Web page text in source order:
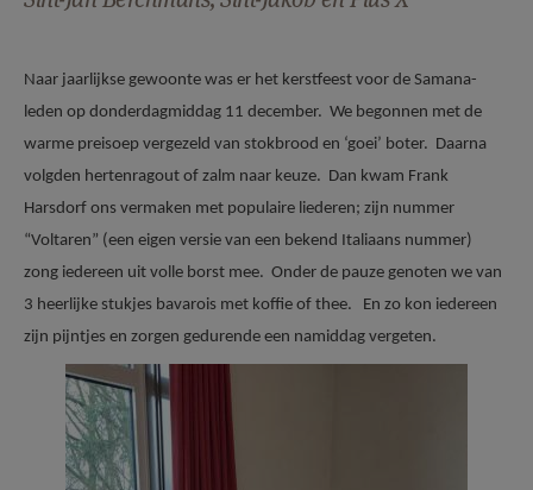
Naar jaarlijkse gewoonte was er het kerstfeest voor de Samana-
leden op donderdagmiddag 11 december. We begonnen met de
warme preisoep vergezeld van stokbrood en ‘goei’ boter. Daarna
volgden hertenragout of zalm naar keuze. Dan kwam Frank
Harsdorf ons vermaken met populaire liederen; zijn nummer
“Voltaren” (een eigen versie van een bekend Italiaans nummer)
zong iedereen uit volle borst mee. Onder de pauze genoten we van
3 heerlijke stukjes bavarois met koffie of thee. En zo kon iedereen
zijn pijntjes en zorgen gedurende een namiddag vergeten.